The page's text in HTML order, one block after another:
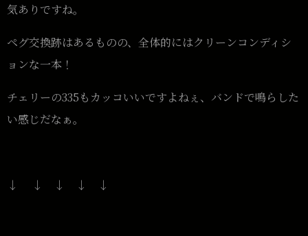
気ありですね。
ペグ交換跡はあるものの、全体的にはクリーンコンディシ
ョンな一本！
チェリーの335もカッコいいですよねぇ、バンドで鳴らした
い感じだなぁ。
↓ ↓ ↓ ↓ ↓